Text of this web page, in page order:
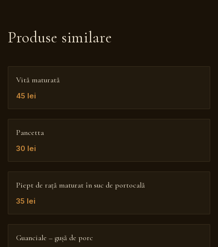
Produse similare
Vită maturată
45 lei
Pancetta
30 lei
Piept de rață maturat în suc de portocală
35 lei
Guanciale – gușă de porc